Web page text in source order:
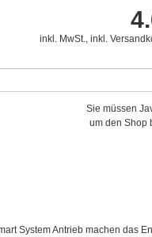
inkl. MwSt., inkl.
Sie müssen
um den Shop
System Antrieb machen das